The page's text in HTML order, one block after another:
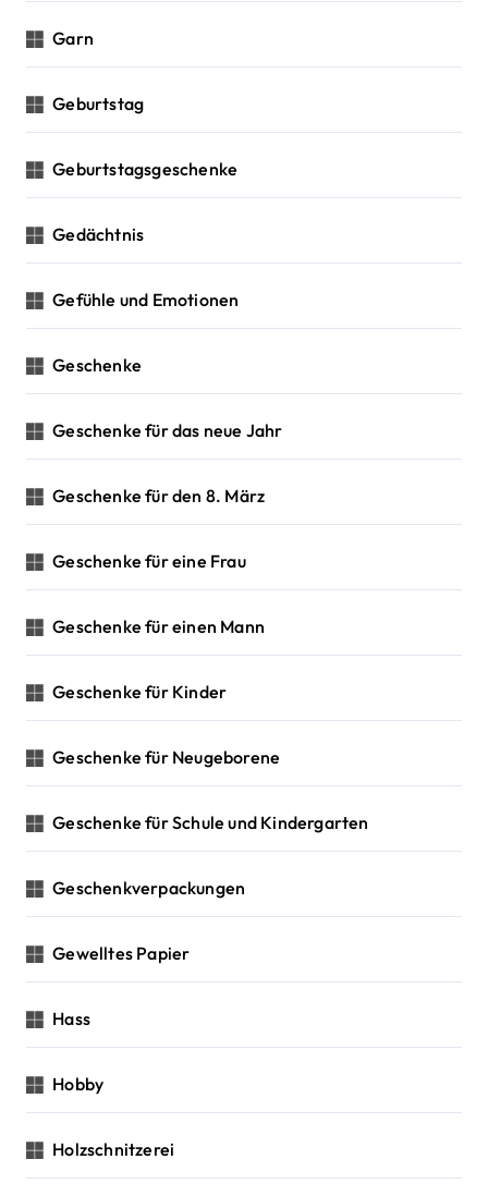
Garn
Geburtstag
Geburtstagsgeschenke
Gedächtnis
Gefühle und Emotionen
Geschenke
Geschenke für das neue Jahr
Geschenke für den 8. März
Geschenke für eine Frau
Geschenke für einen Mann
Geschenke für Kinder
Geschenke für Neugeborene
Geschenke für Schule und Kindergarten
Geschenkverpackungen
Gewelltes Papier
Hass
Hobby
Holzschnitzerei